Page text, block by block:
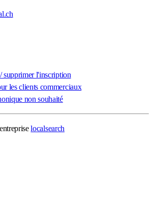
supprimer l'inscription
les clients commerciaux
non souhaité
localsearch